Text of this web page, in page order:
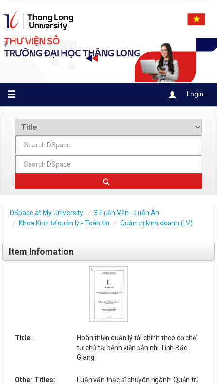
navigation
☰ Login
DSpace at My University
3-Luận Văn - Luận Án
Khoa Kinh tế quản lý - Toán tin
Quản trị kinh doanh (LV)
Item Infomation
Title:
Hoàn thiện quản lý tài chính theo cơ chế
tự chủ tại bệnh viện sản nhi Tỉnh Bắc
Giang
Other Titles:
Luận văn thạc sĩ chuyên ngành: Quản trị